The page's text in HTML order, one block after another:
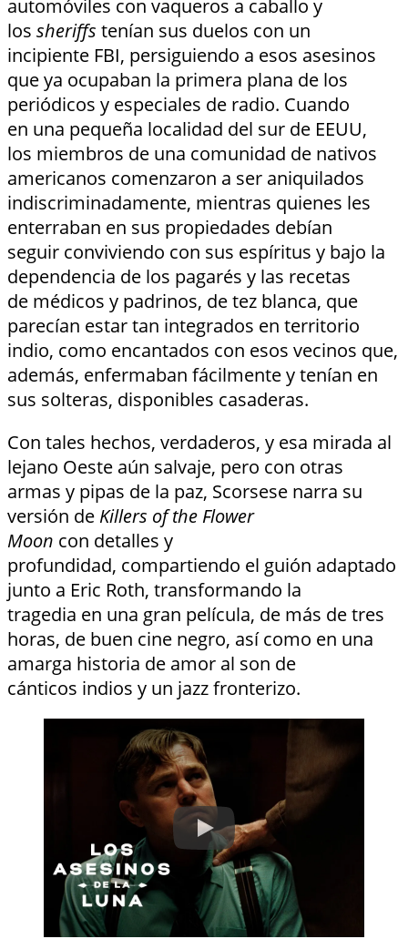
automóviles con vaqueros a caballo y
los sheriffs tenían sus duelos con un
incipiente FBI, persiguiendo a esos asesinos
que ya ocupaban la primera plana de los
periódicos y especiales de radio. Cuando
en una pequeña localidad del sur de EEUU,
los miembros de una comunidad de nativos
americanos comenzaron a ser aniquilados
indiscriminadamente, mientras quienes les
enterraban en sus propiedades debían
seguir conviviendo con sus espíritus y bajo la
dependencia de los pagarés y las recetas
de médicos y padrinos, de tez blanca, que
parecían estar tan integrados en territorio
indio, como encantados con esos vecinos que,
además, enfermaban fácilmente y tenían en
sus solteras, disponibles casaderas.
Con tales hechos, verdaderos, y esa mirada al
lejano Oeste aún salvaje, pero con otras
armas y pipas de la paz, Scorsese narra su
versión de Killers of the Flower
Moon con detalles y
profundidad, compartiendo el guión adaptado
junto a Eric Roth, transformando la
tragedia en una gran película, de más de tres
horas, de buen cine negro, así como en una
amarga historia de amor al son de
cánticos indios y un jazz fronterizo.